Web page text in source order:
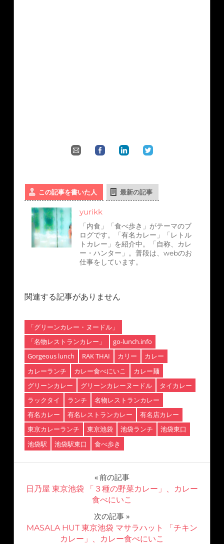
この記事を書いた人 最新の記事
yurikk
「内食」「食べ歩き」がテーマのブ
ログです。「有名カレー」「レトル
トカレー」を紹介中。「自称、カレ
ー・ハンター」。普段は、webのお
仕事をしています。
関連する記事がありません
「グリーンカレー・ヌードル」
「名物レストランカレー」
go-lunch.info
Gorgeous lunch
RAK THAI カリー
カレー
カレーランチ
カレー食べにいこ
カレー麺
グリーンカレー
グリーンカレーヌードル
タイカレー
ラックタイ
ランチ
名物レストランカレー
有名カレー
有名レストランカレー
有名店カレー
東京カレーランチ
東京池袋 池袋ランチ
池袋東口
池袋駅
池袋駅東口 食べ歩き
前の記事
日乃屋 東京池袋 「３種の野菜カレー」、カレー
食べにいこ
次の記事
MASALA HUT 東京池袋 マサラハット 「チキン
カレー」、カレー食べにいこ